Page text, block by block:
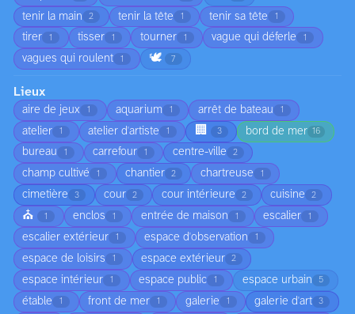
tenir la main 2 tenir la tête 1 tenir sa tête 1
tirer 1 tisser 1 tourner 1 vague qui déferle 1
vagues qui roulent 1 🕊️ 7
Lieux
aire de jeux 1 aquarium 1 arrêt de bateau 1
atelier 1 atelier d'artiste 1 🏢 3 bord de mer 16
bureau 1 carrefour 1 centre-ville 2
champ cultivé 1 chantier 2 chartreuse 1
cimetière 3 cour 2 cour intérieure 2 cuisine 2
⛪ 1 enclos 1 entrée de maison 1 escalier 1
escalier extérieur 1 espace d'observation 1
espace de loisirs 1 espace extérieur 2
espace intérieur 1 espace public 1 espace urbain 5
étable 1 front de mer 1 galerie 1 galerie d'art 3